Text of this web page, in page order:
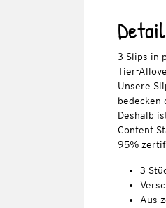
3 Slips in
Tier-
Unsere
bedecken
Deshalb
Content
95%
3
Aus